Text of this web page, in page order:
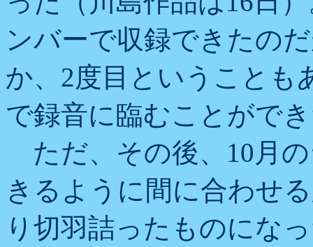
ンバーで収録できたの
か、2度目ということも
で録音に臨むことがで
ただ、その後、10月
きるように間に合わせ
り切羽詰ったものにな